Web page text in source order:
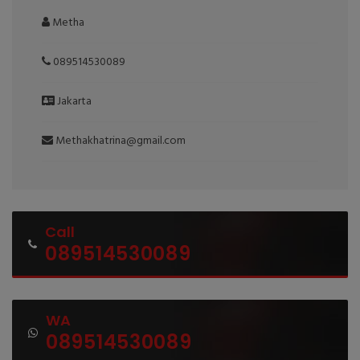
Metha
089514530089
Jakarta
Methakhatrina@gmail.com
Call
089514530089
WA
089514530089